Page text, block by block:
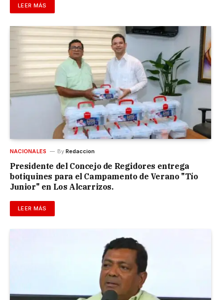
LEER MÁS
NACIONALES By Redaccion
Presidente del Concejo de Regidores entrega
botiquines para el Campamento de Verano "Tío
Junior" en Los Alcarrizos.
LEER MÁS